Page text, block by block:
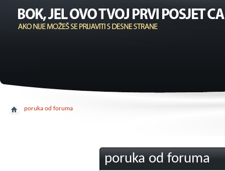
poruka od foruma
poruka od foruma